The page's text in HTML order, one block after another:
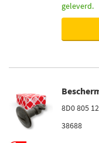
geleverd.
8D0 805
38688